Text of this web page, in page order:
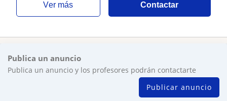
ver más Contactar
Publica un anuncio
Publica un anuncio y los profesores podrán contactarte
Publicar anuncio